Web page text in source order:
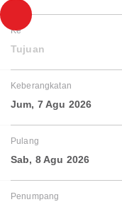
Ke
Tujuan
Keberangkatan
Jum, 7 Agu 2026
Pulang
Sab, 8 Agu 2026
Penumpang